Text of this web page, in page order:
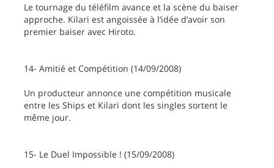
Le tournage du téléfilm avance et la scène du baiser
approche. Kilari est angoissée à l’idée d’avoir son
premier baiser avec Hiroto.
14- Amitié et Compétition (14/09/2008)
Un producteur annonce une compétition musicale
entre les Ships et Kilari dont les singles sortent le
même jour.
15- Le Duel Impossible ! (15/09/2008)